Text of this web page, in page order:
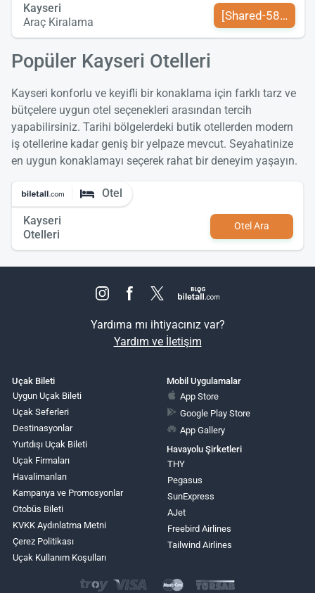
Kayseri
Araç Kiralama
[Shared-589-tr-
Popüler Kayseri Otelleri
Kayseri konforlu ve keyifli bir konaklama için farklı tarz ve
bütçelere uygun otel seçenekleri arasından tercih
yapabilirsiniz. Tarihi bölgelerdeki butik otellerden modern
iş otellerine kadar geniş bir yelpaze mevcut. Seyahatinize
en uygun konaklamayı seçerek rahat bir deneyim yaşayın.
Otel
Kayseri
Otelleri
Otel Ara
Yardıma mı ihtiyacınız var?
Yardım ve İletişim
Uçak Bileti
Uygun Uçak Bileti
Uçak Seferleri
Destinasyonlar
Yurtdışı Uçak Bileti
Uçak Firmaları
Havalimanları
Kampanya ve Promosyonlar
Otobüs Bileti
KVKK Aydınlatma Metni
Çerez Politikası
Uçak Kullanım Koşulları
Mobil Uygulamalar
App Store
Google Play Store
App Gallery
Havayolu Şirketleri
THY
Pegasus
SunExpress
AJet
Freebird Airlines
Tailwind Airlines